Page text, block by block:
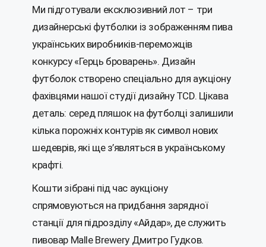
Ми підготували ексклюзивний лот – три
дизайнерські футболки із зображенням пива
українських виробників-переможців
конкурсу «Герць броварень». Дизайн
футболок створено спеціально для аукціону
фахівцями нашої студії дизайну TCD. Цікава
деталь: серед пляшок на футболці залишили
кілька порожніх контурів як символ нових
шедеврів, які ще з’являться в українському
крафті.
Кошти зібрані під час аукціону
спрямовуються на придбання зарядної
станції для підрозділу «Айдар», де служить
пивовар Malle Brewery Дмитро Гудков.